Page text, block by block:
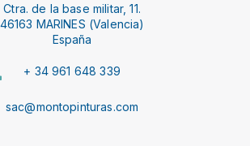
Ctra. de la base militar, 11.
46163 MARINES (Valencia)
España
+ 34 961 648 339
sac@montopinturas.com